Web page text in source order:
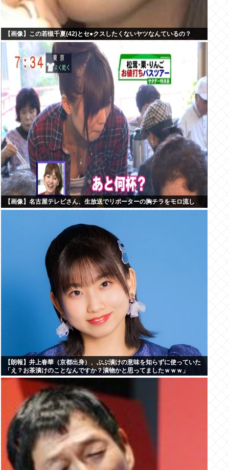
【画像】この若槻千夏(42)とセ●クスしたくないヤツなんているの？
【画像】名古屋テレビさん、生放送でリポーターの胸チラをモロ流し
【朗報】井上春華（京都出身）、ぶぶ漬けの意味を知らずに使っていた
「え？お茶漬けのことなんですか？漬物かと思ってましたｗｗｗ」